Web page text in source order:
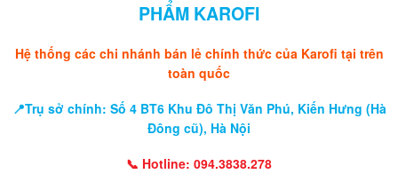
PHẨM KAROFI
Hệ thống các chi nhánh bán lẻ chính thức của Karofi tại trên
toàn quốc
📍Trụ sở chính: Số 4 BT6 Khu Đô Thị Văn Phú, Kiến Hưng (Hà
Đông cũ), Hà Nội
📞 Hotline: 094.3838.278